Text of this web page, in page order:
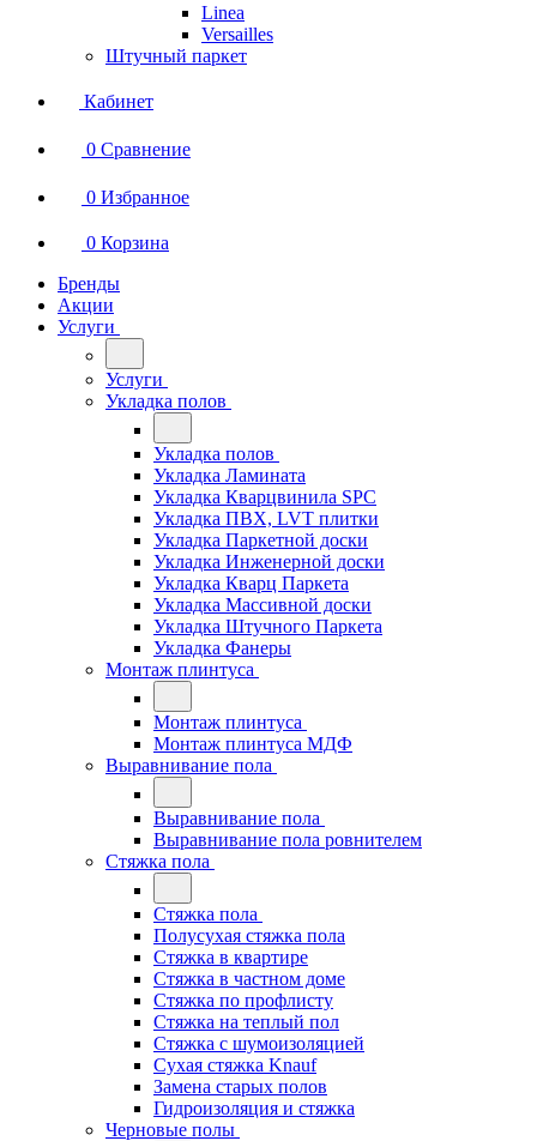
Linea
Versailles
Штучный паркет
Кабинет
0 Сравнение
0 Избранное
0 Корзина
Бренды
Акции
Услуги
Услуги
Укладка полов
Укладка полов
Укладка Ламината
Укладка Кварцвинила SPC
Укладка ПВХ, LVT плитки
Укладка Паркетной доски
Укладка Инженерной доски
Укладка Кварц Паркета
Укладка Массивной доски
Укладка Штучного Паркета
Укладка Фанеры
Монтаж плинтуса
Монтаж плинтуса
Монтаж плинтуса МДФ
Выравнивание пола
Выравнивание пола
Выравнивание пола ровнителем
Стяжка пола
Стяжка пола
Полусухая стяжка пола
Стяжка в квартире
Стяжка в частном доме
Стяжка по профлисту
Стяжка на теплый пол
Стяжка с шумоизоляцией
Сухая стяжка Knauf
Замена старых полов
Гидроизоляция и стяжка
Черновые полы